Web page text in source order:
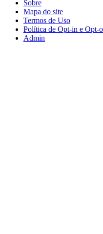
Sobre
Mapa do site
Termos de Uso
Política de Opt-in e Opt-
Admin